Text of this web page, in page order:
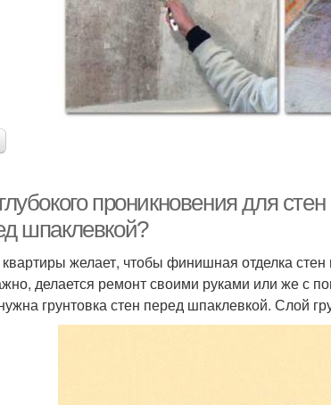
проникновения для
шпаклевкой?
желает, чтобы финишная отделка
делается ремонт своими руками или же с
грунтовка стен перед шпаклевкой. Слой